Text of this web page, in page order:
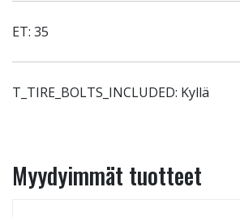
ET: 35
T_TIRE_BOLTS_INCLUDED: Kyllä
Myydyimmät tuotteet